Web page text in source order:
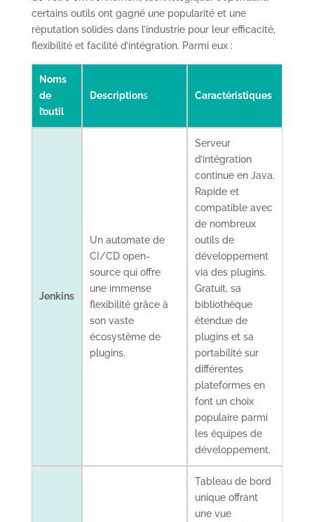
certains outils ont gagné une popularité et une
réputation solides dans l’industrie pour leur efficacité,
flexibilité et facilité d’intégration. Parmi eux :
Noms
de
l’outil
Descriptions Caractéristiques
Jenkins
Un automate de
CI/CD open-
source qui offre
une immense
flexibilité grâce à
son vaste
écosystème de
plugins.
Serveur
d’intégration
continue en Java.
Rapide et
compatible avec
de nombreux
outils de
développement
via des plugins.
Gratuit, sa
bibliothèque
étendue de
plugins et sa
portabilité sur
différentes
plateformes en
font un choix
populaire parmi
les équipes de
développement.
Tableau de bord
unique offrant
une vue